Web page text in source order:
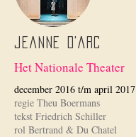
Jeanne d'Arc
Het Nationale Theater
december 2016 t/m april 2017
regie Theu Boermans
tekst Friedrich Schiller
rol Bertrand & Du Chatel